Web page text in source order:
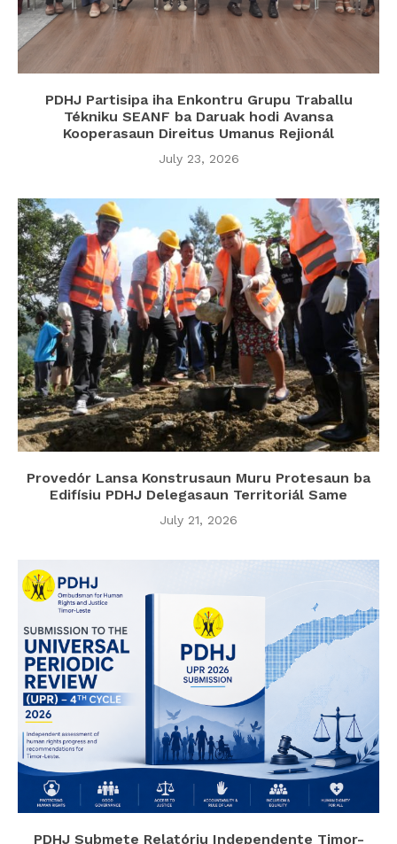
PDHJ Partisipa iha Enkontru Grupu Traballu
Tékniku SEANF ba Daruak hodi Avansa
Kooperasaun Direitus Umanus Rejionál
July 23, 2026
Provedór Lansa Konstrusaun Muru Protesaun ba
Edifísiu PDHJ Delegasaun Territoriál Same
July 21, 2026
PDHJ Submete Relatóriu Independente Timor-